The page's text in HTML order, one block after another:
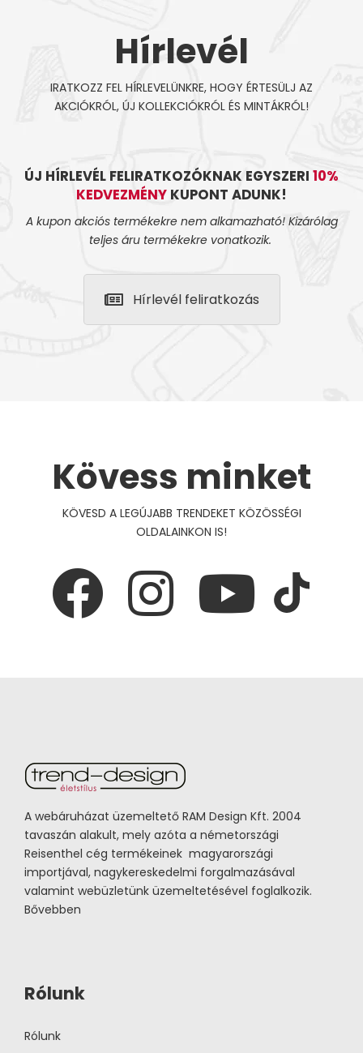
Hírlevél
IRATKOZZ FEL HÍRLEVELÜNKRE, HOGY ÉRTESÜLJ AZ
AKCIÓKRÓL, ÚJ KOLLEKCIÓKRÓL ÉS MINTÁKRÓL!
ÚJ HÍRLEVÉL FELIRATKOZÓKNAK EGYSZERI 10%
KEDVEZMÉNY KUPONT ADUNK!
A kupon akciós termékekre nem alkamazható! Kizárólag
teljes áru termékekre vonatkozik.
Hírlevél feliratkozás
Kövess minket
KÖVESD A LEGÚJABB TRENDEKET KÖZÖSSÉGI
OLDALAINKON IS!
A webáruházat üzemeltető RAM Design Kft. 2004
tavaszán alakult, mely azóta a németországi
Reisenthel cég termékeinek magyarországi
importjával, nagykereskedelmi forgalmazásával
valamint webüzletünk üzemeltetésével foglalkozik.
Bővebben
Rólunk
Rólunk